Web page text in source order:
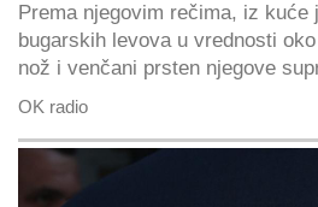
Prema njegovim rečima, iz kuće
bugarskih levova u vrednosti
nož i venčani prsten njegove
OK radio